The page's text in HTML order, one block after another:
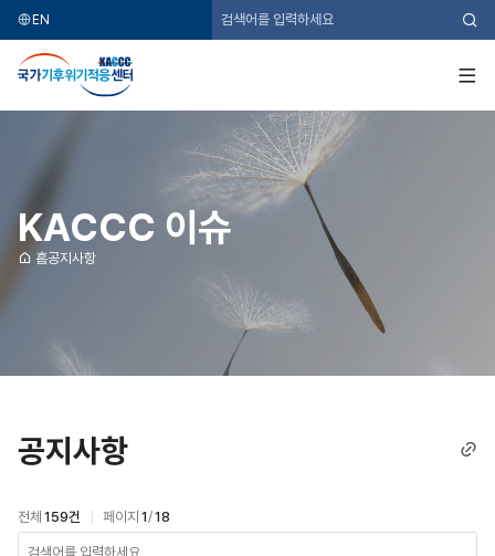
EN
국
가
체
KACCC 이슈
홈공지사항
공지사항
링
전체 159건 페이지 1/18